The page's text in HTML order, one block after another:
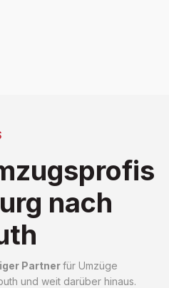
nach
Partnerfür Umzüge
und weit darüber hinaus.